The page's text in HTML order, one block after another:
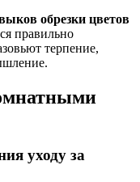
обрезки цветов
правильно
терпение,
уходу за